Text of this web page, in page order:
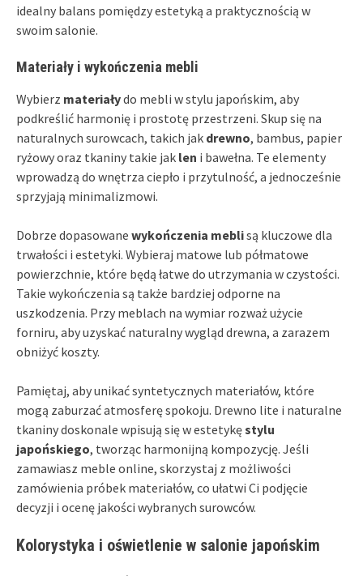
idealny balans pomiędzy estetyką a praktycznością w
swoim salonie.
Materiały i wykończenia mebli
Wybierz materiałydo mebli w stylu japońskim, aby
podkreślić harmonię i prostotę przestrzeni. Skup się na
naturalnych surowcach, takich jak drewno, bambus, papier
ryżowy oraz tkaniny takie jak len i bawełna. Te elementy
wprowadzą do wnętrza ciepło i przytulność, a jednocześnie
sprzyjają minimalizmowi.
Dobrze dopasowane wykończenia meblisą kluczowe dla
trwałości i estetyki. Wybieraj matowe lub półmatowe
powierzchnie, które będą łatwe do utrzymania w czystości.
Takie wykończenia są także bardziej odporne na
uszkodzenia. Przy meblach na wymiar rozważ użycie
forniru, aby uzyskać naturalny wygląd drewna, a zarazem
obniżyć koszty.
Pamiętaj, aby unikać syntetycznych materiałów, które
mogą zaburzać atmosferę spokoju. Drewno lite i naturalne
tkaniny doskonale wpisują się w estetykęstylu
japońskiego, tworząc harmonijną kompozycję. Jeśli
zamawiasz meble online, skorzystaj z możliwości
zamówienia próbek materiałów, co ułatwi Ci podjęcie
decyzji i ocenę jakości wybranych surowców.
Kolorystyka i oświetlenie w salonie japońskim